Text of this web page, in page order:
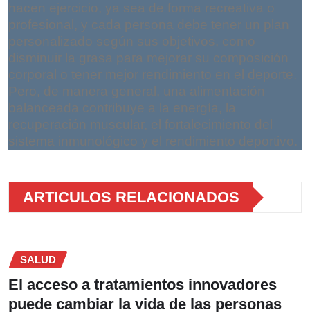
hacen ejercicio, ya sea de forma recreativa o
profesional, y cada persona debe tener un plan
personalizado según sus objetivos, como
disminuir la grasa para mejorar su composición
corporal o tener mejor rendimiento en el deporte.
Pero, de manera general, una alimentación
balanceada contribuye a la energía, la
recuperación muscular, el fortalecimiento del
sistema inmunológico y el rendimiento deportivo.
ARTICULOS RELACIONADOS
SALUD
El acceso a tratamientos innovadores
puede cambiar la vida de las personas